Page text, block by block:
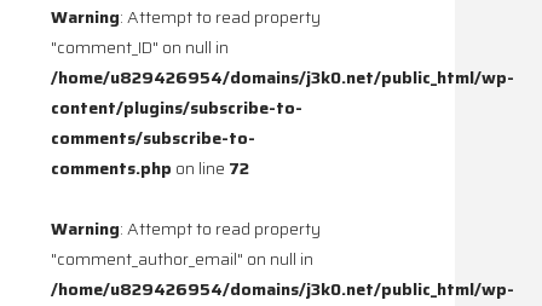
Warning: Attempt to read property
"comment_ID" on null in
/home/u829426954/domains/j3k0.net/public_html/wp-
content/plugins/subscribe-to-
comments/subscribe-to-
comments.php on line 72
Warning: Attempt to read property
"comment_author_email" on null in
/home/u829426954/domains/j3k0.net/public_html/wp-